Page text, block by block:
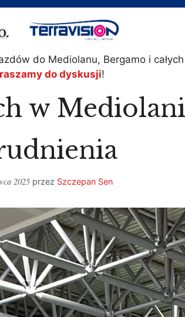
do Mediolanu, Bergamo i całych
do dyskusji!
w
2025 przez Szczepan Sen